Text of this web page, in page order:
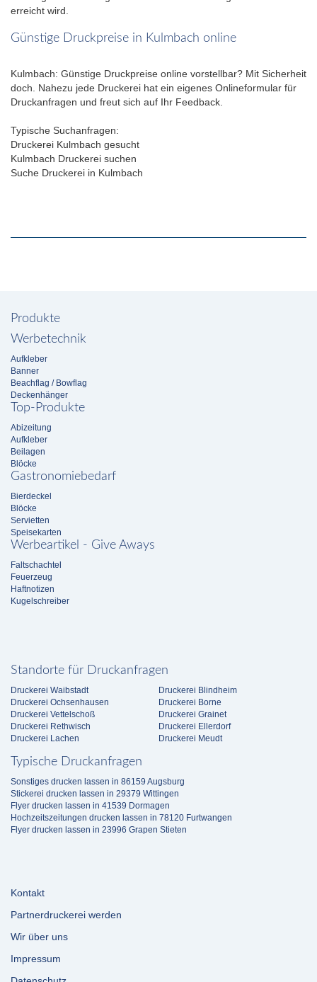
erreicht wird.
Günstige Druckpreise in Kulmbach online
Kulmbach: Günstige Druckpreise online vorstellbar? Mit Sicherheit
doch. Nahezu jede Druckerei hat ein eigenes Onlineformular für
Druckanfragen und freut sich auf Ihr Feedback.
Typische Suchanfragen:
Druckerei Kulmbach gesucht
Kulmbach Druckerei suchen
Suche Druckerei in Kulmbach
Produkte
Werbetechnik
Aufkleber
Banner
Beachflag / Bowflag
Deckenhänger
Top-Produkte
Abizeitung
Aufkleber
Beilagen
Blöcke
Gastronomiebedarf
Bierdeckel
Blöcke
Servietten
Speisekarten
Werbeartikel - Give Aways
Faltschachtel
Feuerzeug
Haftnotizen
Kugelschreiber
Standorte für Druckanfragen
Druckerei Waibstadt
Druckerei Ochsenhausen
Druckerei Vettelschoß
Druckerei Rethwisch
Druckerei Lachen
Druckerei Blindheim
Druckerei Borne
Druckerei Grainet
Druckerei Ellerdorf
Druckerei Meudt
Typische Druckanfragen
Sonstiges drucken lassen in 86159 Augsburg
Stickerei drucken lassen in 29379 Wittingen
Flyer drucken lassen in 41539 Dormagen
Hochzeitszeitungen drucken lassen in 78120 Furtwangen
Flyer drucken lassen in 23996 Grapen Stieten
Kontakt
Partnerdruckerei werden
Wir über uns
Impressum